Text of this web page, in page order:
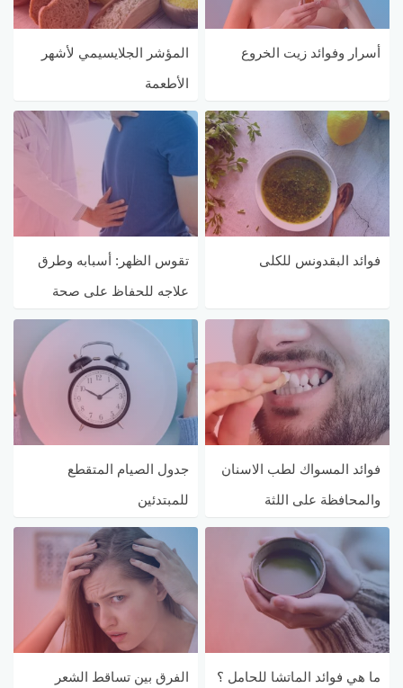
أسرار وفوائد زيت الخروع
المؤشر الجلايسيمي لأشهر
الأطعمة
فوائد البقدونس للكلى
تقوس الظهر: أسبابه وطرق
علاجه للحفاظ على صحة
عمودك الفقري
فوائد المسواك لطب الاسنان
والمحافظة على اللثة
جدول الصيام المتقطع
للمبتدئين
ما هي فوائد الماتشا للحامل ؟ الفرق بين تساقط الشعر